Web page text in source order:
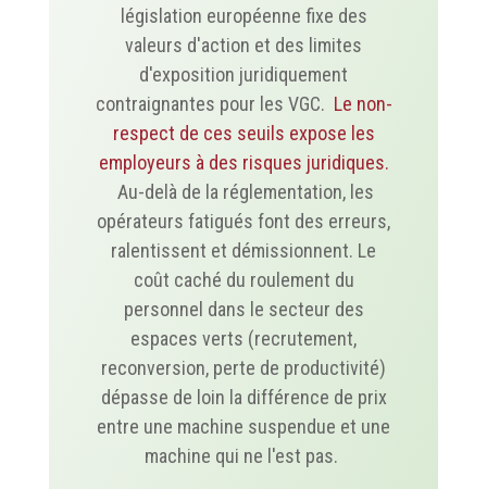
législation européenne fixe des
valeurs d'action et des limites
d'exposition juridiquement
contraignantes pour les VGC. Le non-
respect de ces seuils expose les
employeurs à des risques juridiques.
Au-delà de la réglementation, les
opérateurs fatigués font des erreurs,
ralentissent et démissionnent. Le
coût caché du roulement du
personnel dans le secteur des
espaces verts (recrutement,
reconversion, perte de productivité)
dépasse de loin la différence de prix
entre une machine suspendue et une
machine qui ne l'est pas.